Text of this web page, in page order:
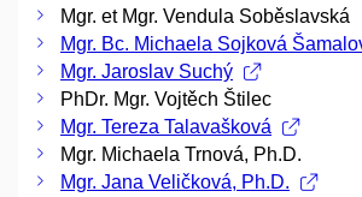
Mgr. et Mgr. Vendula Soběslavská
Mgr. Bc. Michaela Sojková
Mgr. Jaroslav Suchý
PhDr. Mgr. Vojtěch Štilec
Mgr. Tereza Talavašková
Mgr. Michaela Trnová, Ph.D.
Mgr. Jana Veličková, Ph.D.